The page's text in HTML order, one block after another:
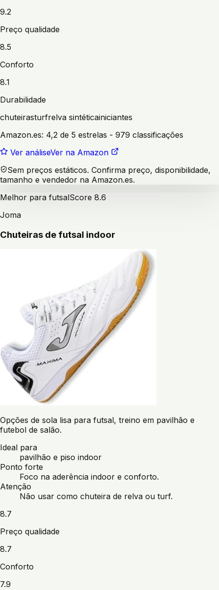
9.2
Preço qualidade
8.5
Conforto
8.1
Durabilidade
chuteirasturfrelva sintéticainiciantes
Amazon.es: 4,2 de 5 estrelas - 979 classificações
Ver análiseVer na Amazon
Sem preços estáticos. Confirma preço, disponibilidade,
tamanho e vendedor na Amazon.es.
Melhor para futsalScore 8.6
Joma
Chuteiras de futsal indoor
Opções de sola lisa para futsal, treino em pavilhão e
futebol de salão.
Ideal para
pavilhão e piso indoor
Ponto forte
Foco na aderência indoor e conforto.
Atenção
Não usar como chuteira de relva ou turf.
8.7
Preço qualidade
8.7
Conforto
7.9